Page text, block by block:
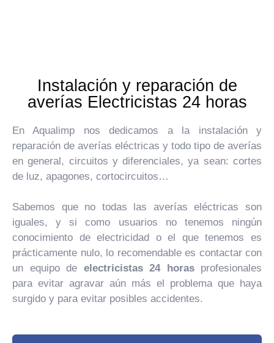
Instalación y reparación de
averías Electricistas 24 horas
En Aqualimp nos dedicamos a la instalación y
reparación de averías eléctricas y todo tipo de averías
en general, circuitos y diferenciales, ya sean: cortes
de luz, apagones, cortocircuitos…
Sabemos que no todas las averías eléctricas son
iguales, y si como usuarios no tenemos ningún
conocimiento de electricidad o el que tenemos es
prácticamente nulo, lo recomendable es contactar con
un equipo de electricistas 24 horasprofesionales
para evitar agravar aún más el problema que haya
surgido y para evitar posibles accidentes.